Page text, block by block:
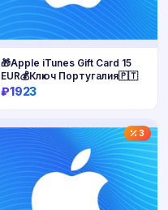
Купить
🎁Apple iTunes Gift Card 15
EUR💰Ключ Португалия🇵🇹
₽1923
3